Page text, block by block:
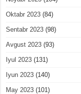
Oktabr 2023 (84)
Sentabr 2023 (98)
Avgust 2023 (93)
Iyul 2023 (131)
Iyun 2023 (140)
May 2023 (101)